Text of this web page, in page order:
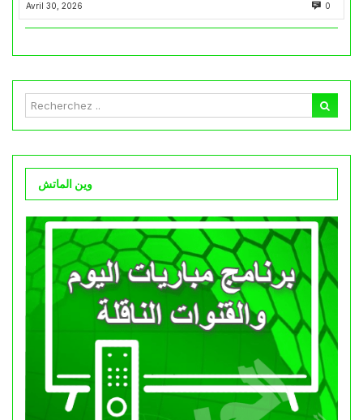
Avril 30, 2026 0
وين الماتش